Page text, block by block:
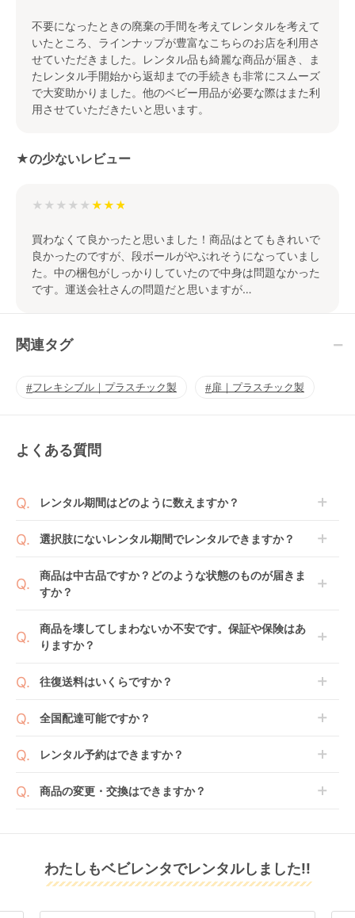
不要になったときの廃棄の手間を考えてレンタルを考えて
いたところ、ラインナップが豊富なこちらのお店を利用さ
せていただきました。レンタル品も綺麗な商品が届き、ま
たレンタル手開始から返却までの手続きも非常にスムーズ
で大変助かりました。他のベビー用品が必要な際はまた利
用させていただきたいと思います。
★の少ないレビュー
★★★★★
買わなくて良かったと思いました！商品はとてもきれいで
良かったのですが、段ボールがやぶれそうになっていまし
た。中の梱包がしっかりしていたので中身は問題なかった
です。運送会社さんの問題だと思いますが…
関連タグ
フレキシブル｜プラスチック製 扉｜プラスチック製
よくある質問
レンタル期間はどのように数えますか？
開始日1日目となります。
日までに配送業者（佐川急便）に商品の引渡しとなり
ます。
選択肢にないレンタル期間でレンタルできますか？
間の利用が可能です。
例えば4ヶ月の場合、3ヶ月レンタル＋1ヶ月延長とし
の上で、早期にご返却ください。
商品は中古品ですか？どのような状態のものが届きま
すか？
のもございます。
新品商品はメーカーから仕入れた状態のものをお送り
走行テストを行う場合がございます。
となる場合がございます。その際、メーカーの都合に
場合や、在庫切れによりご注文をキャンセルさせてい
い。
※万が一キャンセルとなった場合には、代金は全額ご
てお届けしております。そのため、小さなキズや使用
感はございますが、故障や大きなキズ、シミなどのリ
商品を壊してしまわないか不安です。保証や保険はあ
りますか？
おります。
ョンをご購入ください。
詳しくはこちらをご確認ください。
往復送料はいくらですか？
へ入れ、カートページから住所を入力すると送料が確
全国配達可能ですか？
※空港への配達はご対応できかねますのであらかじめ
レンタル予約はできますか？
可能ですので、商品のご注文時にご希望のお日にちに
商品の変更・交換はできますか？
また、レンタル期間の変更も商品発送前であれば変更
可能です。
わたしもベビレンタでレンタルしました!!